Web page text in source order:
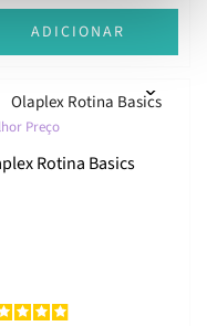
ADICIONAR
Preço
Rotina Basics